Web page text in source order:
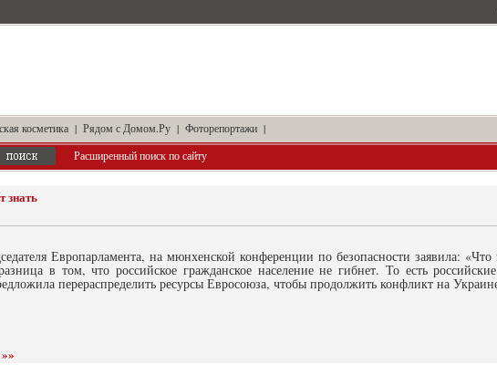
косметика | Рядом с Домом.Ру | Фоторепортажи |
Расширенный поиск по сайту
знать
Европарламента, на мюнхенской конференции по безопасности заявила: «Что
в том, что российское гражданское население не гибнет. То есть
перераспределить ресурсы Евросоюза, чтобы продолжить конфликт на